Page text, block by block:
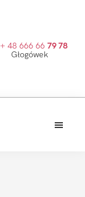
+ 48 666 66 79 78
Głogówek